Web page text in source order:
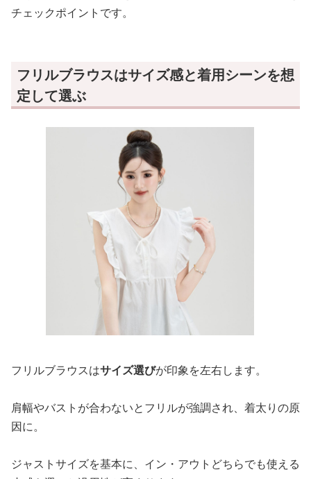
チェックポイントです。
フリルブラウスはサイズ感と着用シーンを想
定して選ぶ
フリルブラウスはサイズ選びが印象を左右します。
肩幅やバストが合わないとフリルが強調され、着太りの原
因に。
ジャストサイズを基本に、イン・アウトどちらでも使える